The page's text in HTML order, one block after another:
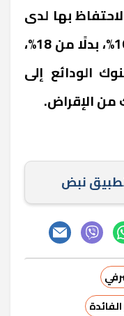
بها لدى
“المركزي” دون مردود، إلى 16%، بدلًا من 18%،
الودائع إلى
من الإقراض.
نبض